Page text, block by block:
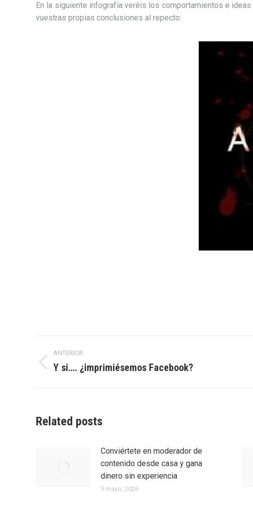
En la siguiente infografía veréis los comportamientos e
vuestras propias conclusiones al repecto:
Navegación
entre
ANTERIOR
Entrada
Y si…. ¿imprimiésemos Facebook?
Related posts
Conviértete en moderador de
contenido desde casa y gana
dinero sin experiencia
5 mayo, 2026